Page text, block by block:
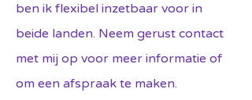
ben ik flexibel inzetbaar voor in
beide landen. Neem gerust contact
met mij op voor meer informatie of
om een afspraak te maken.